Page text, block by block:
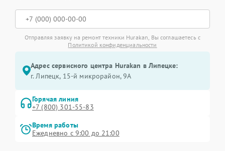
Отправляя заявку на ремонт техники Hurakan, Вы соглашаетесь с
Политикой конфиденциальности
Адрес сервисного центра Hurakan в Липецке:
г. Липецк, 15-й микрорайон, 9А
Горячая линия
+7 (800) 301-55-83
Время работы
Ежедневно с 9:00 до 21:00